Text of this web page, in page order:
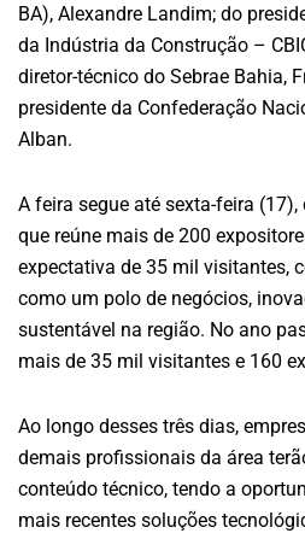
BA), Alexandre Landim; do
da Indústria da Construção –
diretor-técnico do Sebrae Bahia,
presidente da Confederação
Alban.
A feira segue até sexta-feira
que reúne mais de 200
expectativa de 35 mil visitantes,
como um polo de negócios,
sustentável na região. No ano
mais de 35 mil visitantes e 160
Ao longo desses três dias,
demais profissionais da área
conteúdo técnico, tendo a
mais recentes soluções